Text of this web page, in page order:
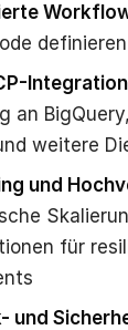
Integration
an
weitere
und
für
und